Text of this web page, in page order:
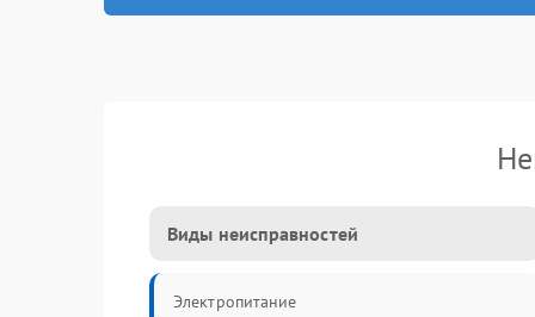
Виды неисправностей
Электропитание